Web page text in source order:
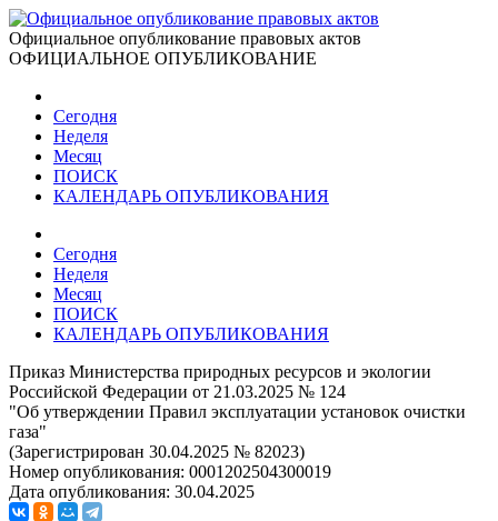
Официальное опубликование правовых актов
ОФИЦИАЛЬНОЕ ОПУБЛИКОВАНИЕ
Сегодня
Неделя
Месяц
ПОИСК
КАЛЕНДАРЬ ОПУБЛИКОВАНИЯ
Сегодня
Неделя
Месяц
ПОИСК
КАЛЕНДАРЬ ОПУБЛИКОВАНИЯ
Приказ Министерства природных ресурсов и экологии
Российской Федерации от 21.03.2025 № 124
"Об утверждении Правил эксплуатации установок очистки
газа"
(Зарегистрирован 30.04.2025 № 82023)
Номер опубликования: 0001202504300019
Дата опубликования: 30.04.2025